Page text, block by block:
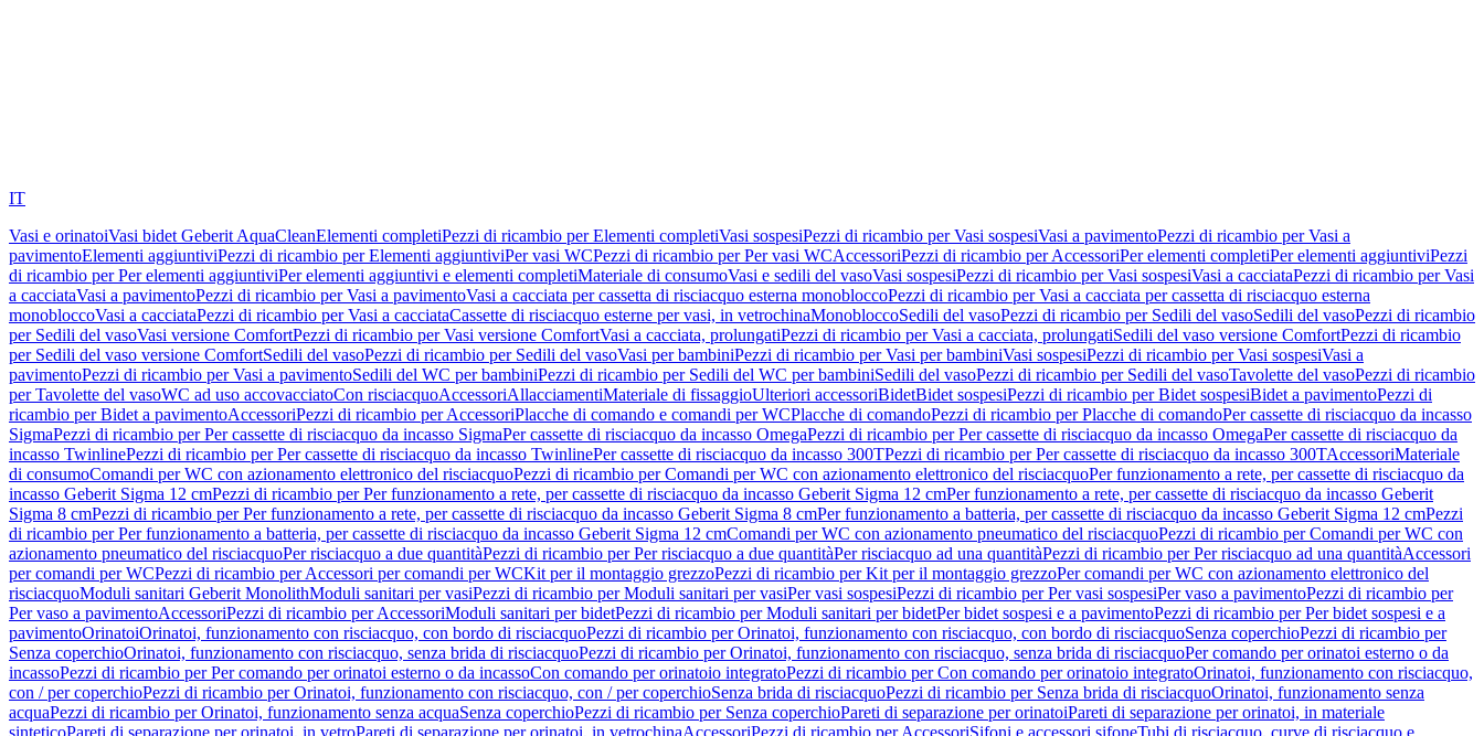
IT
Vasi e orinatoiVasi bidet Geberit AquaCleanElementi completiPezzi di ricambio per Elementi completiVasi sospesiPezzi di ricambio per Vasi sospesiVasi a pavimentoPezzi di ricambio per Vasi a
pavimentoElementi aggiuntiviPezzi di ricambio per Elementi aggiuntiviPer vasi WCPezzi di ricambio per Per vasi WCAccessoriPezzi di ricambio per AccessoriPer elementi completiPer elementi aggiuntiviPezzi
di ricambio per Per elementi aggiuntiviPer elementi aggiuntivi e elementi completiMateriale di consumoVasi e sedili del vasoVasi sospesiPezzi di ricambio per Vasi sospesiVasi a cacciataPezzi di ricambio per Vasi
a cacciataVasi a pavimentoPezzi di ricambio per Vasi a pavimentoVasi a cacciata per cassetta di risciacquo esterna monobloccoPezzi di ricambio per Vasi a cacciata per cassetta di risciacquo esterna
monobloccoVasi a cacciataPezzi di ricambio per Vasi a cacciataCassette di risciacquo esterne per vasi, in vetrochinaMonobloccoSedili del vasoPezzi di ricambio per Sedili del vasoSedili del vasoPezzi di ricambio
per Sedili del vasoVasi versione ComfortPezzi di ricambio per Vasi versione ComfortVasi a cacciata, prolungatiPezzi di ricambio per Vasi a cacciata, prolungatiSedili del vaso versione ComfortPezzi di ricambio
per Sedili del vaso versione ComfortSedili del vasoPezzi di ricambio per Sedili del vasoVasi per bambiniPezzi di ricambio per Vasi per bambiniVasi sospesiPezzi di ricambio per Vasi sospesiVasi a
pavimentoPezzi di ricambio per Vasi a pavimentoSedili del WC per bambiniPezzi di ricambio per Sedili del WC per bambiniSedili del vasoPezzi di ricambio per Sedili del vasoTavolette del vasoPezzi di ricambio
per Tavolette del vasoWC ad uso accovacciatoCon risciacquoAccessoriAllacciamentiMateriale di fissaggioUlteriori accessoriBidetBidet sospesiPezzi di ricambio per Bidet sospesiBidet a pavimentoPezzi di
ricambio per Bidet a pavimentoAccessoriPezzi di ricambio per AccessoriPlacche di comando e comandi per WCPlacche di comandoPezzi di ricambio per Placche di comandoPer cassette di risciacquo da incasso
SigmaPezzi di ricambio per Per cassette di risciacquo da incasso SigmaPer cassette di risciacquo da incasso OmegaPezzi di ricambio per Per cassette di risciacquo da incasso OmegaPer cassette di risciacquo da
incasso TwinlinePezzi di ricambio per Per cassette di risciacquo da incasso TwinlinePer cassette di risciacquo da incasso 300TPezzi di ricambio per Per cassette di risciacquo da incasso 300TAccessoriMateriale
di consumoComandi per WC con azionamento elettronico del risciacquoPezzi di ricambio per Comandi per WC con azionamento elettronico del risciacquoPer funzionamento a rete, per cassette di risciacquo da
incasso Geberit Sigma 12 cmPezzi di ricambio per Per funzionamento a rete, per cassette di risciacquo da incasso Geberit Sigma 12 cmPer funzionamento a rete, per cassette di risciacquo da incasso Geberit
Sigma 8 cmPezzi di ricambio per Per funzionamento a rete, per cassette di risciacquo da incasso Geberit Sigma 8 cmPer funzionamento a batteria, per cassette di risciacquo da incasso Geberit Sigma 12 cmPezzi
di ricambio per Per funzionamento a batteria, per cassette di risciacquo da incasso Geberit Sigma 12 cmComandi per WC con azionamento pneumatico del risciacquoPezzi di ricambio per Comandi per WC con
azionamento pneumatico del risciacquoPer risciacquo a due quantitàPezzi di ricambio per Per risciacquo a due quantitàPer risciacquo ad una quantitàPezzi di ricambio per Per risciacquo ad una quantitàAccessori
per comandi per WCPezzi di ricambio per Accessori per comandi per WCKit per il montaggio grezzoPezzi di ricambio per Kit per il montaggio grezzoPer comandi per WC con azionamento elettronico del
risciacquoModuli sanitari Geberit MonolithModuli sanitari per vasiPezzi di ricambio per Moduli sanitari per vasiPer vasi sospesiPezzi di ricambio per Per vasi sospesiPer vaso a pavimentoPezzi di ricambio per
Per vaso a pavimentoAccessoriPezzi di ricambio per AccessoriModuli sanitari per bidetPezzi di ricambio per Moduli sanitari per bidetPer bidet sospesi e a pavimentoPezzi di ricambio per Per bidet sospesi e a
pavimentoOrinatoiOrinatoi, funzionamento con risciacquo, con bordo di risciacquoPezzi di ricambio per Orinatoi, funzionamento con risciacquo, con bordo di risciacquoSenza coperchioPezzi di ricambio per
Senza coperchioOrinatoi, funzionamento con risciacquo, senza brida di risciacquoPezzi di ricambio per Orinatoi, funzionamento con risciacquo, senza brida di risciacquoPer comando per orinatoi esterno o da
incassoPezzi di ricambio per Per comando per orinatoi esterno o da incassoCon comando per orinatoio integratoPezzi di ricambio per Con comando per orinatoio integratoOrinatoi, funzionamento con risciacquo,
con / per coperchioPezzi di ricambio per Orinatoi, funzionamento con risciacquo, con / per coperchioSenza brida di risciacquoPezzi di ricambio per Senza brida di risciacquoOrinatoi, funzionamento senza
acquaPezzi di ricambio per Orinatoi, funzionamento senza acquaSenza coperchioPezzi di ricambio per Senza coperchioPareti di separazione per orinatoiPareti di separazione per orinatoi, in materiale
sinteticoPareti di separazione per orinatoi, in vetroPareti di separazione per orinatoi, in vetrochinaAccessoriPezzi di ricambio per AccessoriSifoni e accessori sifoneTubi di risciacquo, curve di risciacquo e